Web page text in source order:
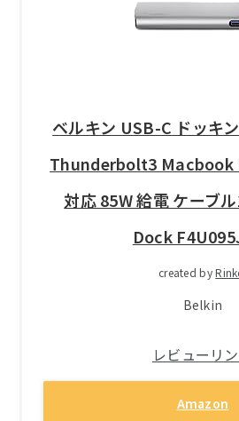
ベルキン USB-C ドッキ
Thunderbolt3 Macbook
対応 85W 給電 ケーブ
Dock
created by
Belkin
レビューリ
Amazon